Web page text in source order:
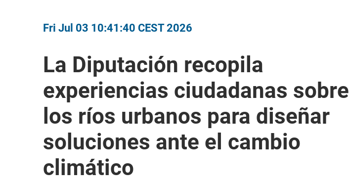
Fri Jul 03 10:41:40 CEST 2026
​La Diputación recopila
experiencias ciudadanas sobre
los ríos urbanos para diseñar
soluciones ante el cambio
climático